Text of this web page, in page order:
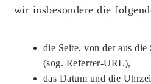
wir insbesondere die
die Seite, von der aus
(sog. Referrer-URL),
das Datum und die